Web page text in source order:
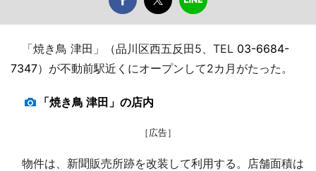
「焼き鳥 津田」（品川区西五反田5、TEL 03-6684-
7347）が不動前駅近くにオープンして2カ月がたった。
「焼き鳥 津田」の店内
［広告］
物件は、新聞販売所跡を改装して利用する。店舗面積は